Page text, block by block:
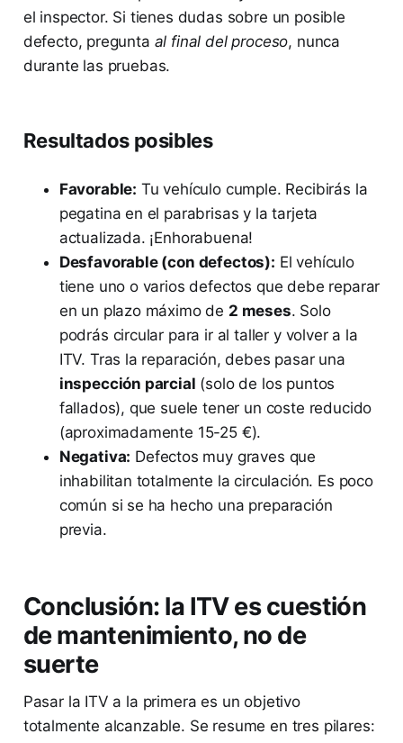
el inspector. Si tienes dudas sobre un posible
defecto, pregunta al final del proceso, nunca
durante las pruebas.
Resultados posibles
Favorable: Tu vehículo cumple. Recibirás la
pegatina en el parabrisas y la tarjeta
actualizada. ¡Enhorabuena!
Desfavorable (con defectos): El vehículo
tiene uno o varios defectos que debe reparar
en un plazo máximo de 2 meses. Solo
podrás circular para ir al taller y volver a la
ITV. Tras la reparación, debes pasar una
inspección parcial (solo de los puntos
fallados), que suele tener un coste reducido
(aproximadamente 15-25 €).
Negativa: Defectos muy graves que
inhabilitan totalmente la circulación. Es poco
común si se ha hecho una preparación
previa.
Conclusión: la ITV es cuestión
de mantenimiento, no de
suerte
Pasar la ITV a la primera es un objetivo
totalmente alcanzable. Se resume en tres pilares: